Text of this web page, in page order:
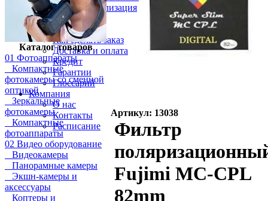
Выкуп и реализация
Покупателям
Акции
Как сделать заказ
Доставка и оплата
Кредит
Гарантии
Глоссарий
Компания
О нас
Контакты
Расписание
Каталог товаров
01 Фотоаппараты
Компактные
фотокамеры со сменной
оптикой
Зеркальные
фотокамеры
Компактные
фотоаппараты
02 Видео оборудование
Видеокамеры
Панорамные камеры
Экшн-камеры и
аксессуары
Коптеры и
Артикул: 13038
Фильтр
Fujimi MC-CPL
82mm